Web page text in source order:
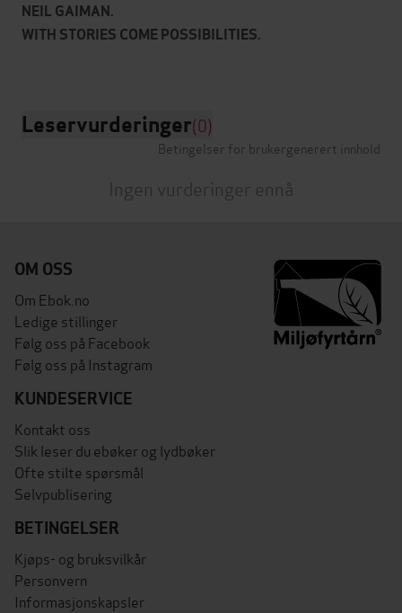
NEIL GAIMAN.
WITH STORIES COME POSSIBILITIES.
Leservurderinger(0)
Betingelser for brukergenerert innhold
Ingen vurderinger ennå
OM OSS
Om Ebok.no
Ledige stillinger
Følg oss på Facebook
Følg oss på Instagram
KUNDESERVICE
Kontakt oss
Slik leser du ebøker og lydbøker
Ofte stilte spørsmål
Selvpublisering
BETINGELSER
Kjøps- og bruksvilkår
Personvern
Informasjonskapsler